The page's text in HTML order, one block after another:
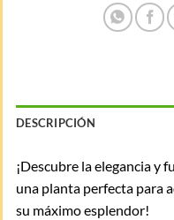
DESCRIPCIÓN
¡Descubre la elegancia y
una planta perfecta para
su máximo esplendor!